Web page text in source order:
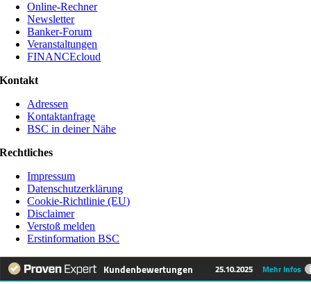
Online-Rechner
Newsletter
Banker-Forum
Veranstaltungen
FINANCEcloud
Kontakt
Adressen
Kontaktanfrage
BSC in deiner Nähe
Rechtliches
Impressum
Datenschutzerklärung
Cookie-Richtlinie (EU)
Disclaimer
Verstoß melden
Erstinformation BSC